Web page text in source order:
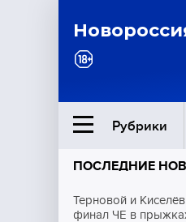
Рубрики
ПОСЛЕДНИЕ
Терновой и
финал ЧЕ в